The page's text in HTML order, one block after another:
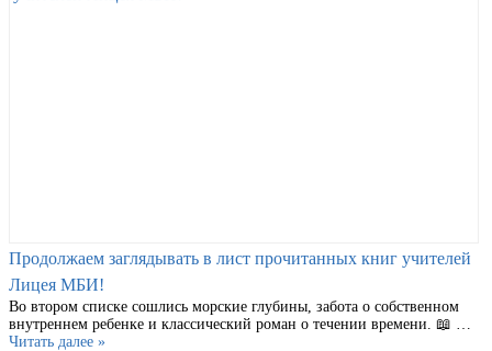
Продолжаем заглядывать в лист прочитанных книг учителей
Лицея МБИ!
Во втором списке сошлись морские глубины, забота о собственном
внутреннем ребенке и классический роман о течении времени. 📖 …
Читать далее »